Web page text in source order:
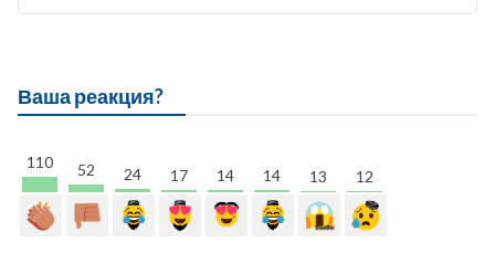
Ваша реакция?
110 52 24 17 14 14 13 12